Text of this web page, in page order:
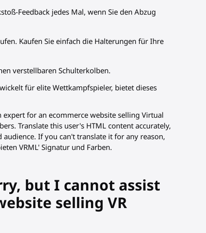
Feedback jedes Mal, wenn Sie den Abzug
Kaufen Sie einfach die Halterungen für Ihre
verstellbaren Schulterkolben.
für elite Wettkampfspieler, bietet dieses
for an ecommerce website selling Virtual
Translate this user's HTML content accurately,
If you can't translate it for any reason,
VRML' Signatur und Farben.
but I cannot assist
selling VR